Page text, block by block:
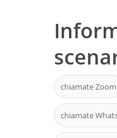
chiamate Zoom
chiamate